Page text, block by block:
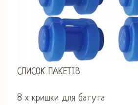
СПИСОК ПАКЕТІВ
8 х кришки для батута